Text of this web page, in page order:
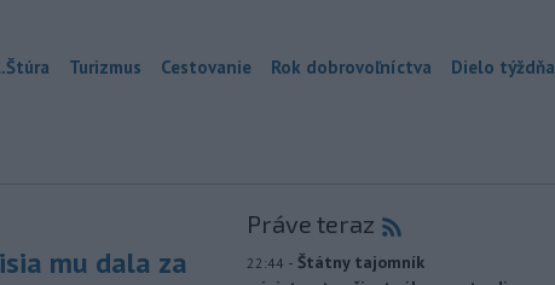
Turizmus Cestovanie Rok dobrovoľníctva Dielo týždňa
mu dala za
Práve teraz
22:44 - Štátny tajomník